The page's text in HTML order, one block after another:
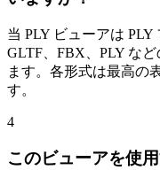
当 PLY ビューアは PLY
GLTF、FBX、PLY な
ます。各形式は最高の
す。
4
このビューアを使